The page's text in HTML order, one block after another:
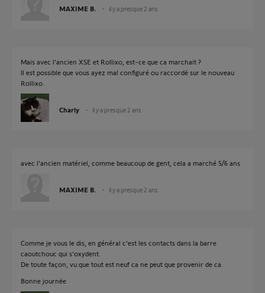
MAXIME B. il y a presque 2 ans
Mais avec l'ancien XSE et Rollixo, est-ce que ca marchait ?
Il est possible que vous ayez mal configuré ou raccordé sur le nouveau
Rollixo.
Charly il y a presque 2 ans
avec l'ancien matériel, comme beaucoup de gent, cela a marché 5/6 ans
MAXIME B. il y a presque 2 ans
Comme je vous le dis, en général c'est les contacts dans la barre
caoutchouc qui s'oxydent.
De toute façon, vu que tout est neuf ca ne peut que provenir de ca.
Bonne journée